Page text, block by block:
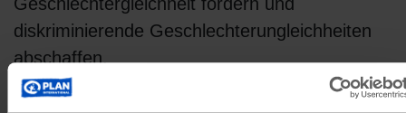
Geschlechtergleichheit fördern und
diskriminierende Geschlechterungleichheiten
abschaffen.